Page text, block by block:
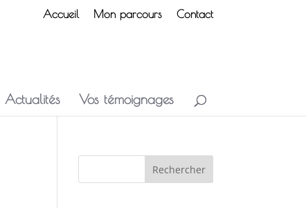
Accueil Mon parcours Contact
Actualités Vos témoignages